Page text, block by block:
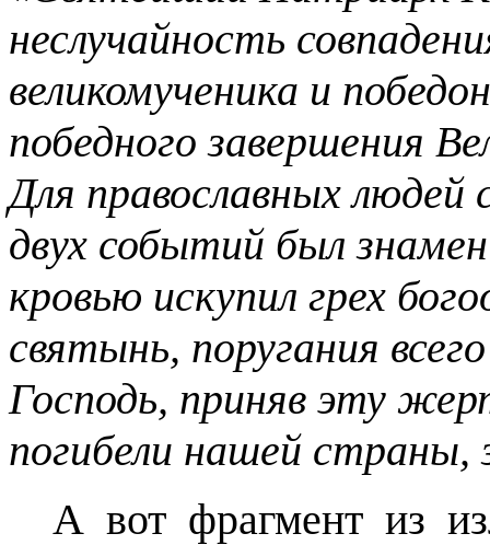
неслучайность
великомученика и
победного завершения
Для православных
двух событий был
кровью искупил грех
святынь, поругания
Господь, приняв эту
погибели нашей страны,
А вот фрагмент из